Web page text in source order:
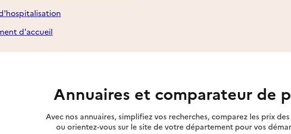
d'accueil
Annuaires et comparateur de
Avec nos annuaires, simplifiez vos recherches, comparez les prix des
ou orientez-vous sur le site de votre département pour vos